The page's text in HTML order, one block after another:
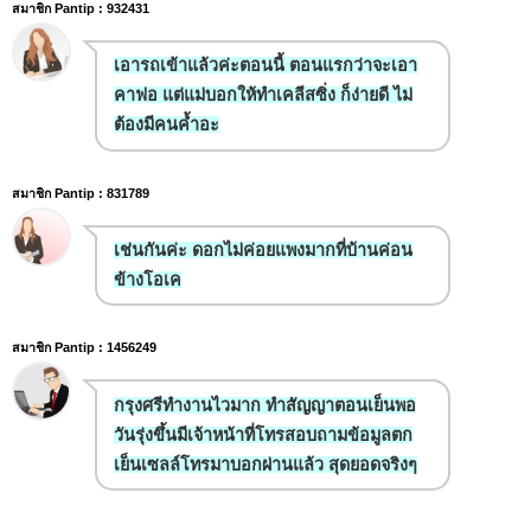
สมาชิก Pantip : 932431
เอารถเข้าแล้วค่ะตอนนี้ ตอนแรกว่าจะเอา
คาฟอ แต่แม่บอกให้ทำเคลีสซิ่ง ก็ง่ายดี ไม่
ต้องมีคนค้ำอะ
สมาชิก Pantip : 831789
เช่นกันค่ะ ดอกไม่ค่อยแพงมากที่บ้านค่อน
ข้างโอเค
สมาชิก Pantip : 1456249
กรุงศรีทำงานไวมาก ทำสัญญาตอนเย็นพอ
วันรุ่งขึ้นมีเจ้าหน้าที่โทรสอบถามข้อมูลตก
เย็นเซลล์โทรมาบอกผ่านแล้ว สุดยอดจริงๆ